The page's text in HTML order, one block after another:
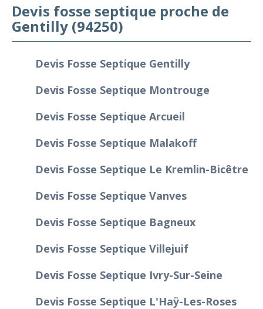
Devis fosse septique proche de
Gentilly (94250)
Devis Fosse Septique Gentilly
Devis Fosse Septique Montrouge
Devis Fosse Septique Arcueil
Devis Fosse Septique Malakoff
Devis Fosse Septique Le Kremlin-Bicêtre
Devis Fosse Septique Vanves
Devis Fosse Septique Bagneux
Devis Fosse Septique Villejuif
Devis Fosse Septique Ivry-Sur-Seine
Devis Fosse Septique L'Haÿ-Les-Roses